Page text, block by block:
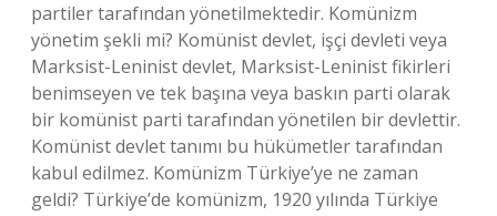
partiler tarafından yönetilmektedir. Komünizm
yönetim şekli mi? Komünist devlet, işçi devleti veya
Marksist-Leninist devlet, Marksist-Leninist fikirleri
benimseyen ve tek başına veya baskın parti olarak
bir komünist parti tarafından yönetilen bir devlettir.
Komünist devlet tanımı bu hükümetler tarafından
kabul edilmez. Komünizm Türkiye’ye ne zaman
geldi? Türkiye’de komünizm, 1920 yılında Türkiye